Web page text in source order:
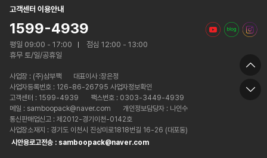
고객센터 이용안내
1599-4939
평일 09:00 - 17:00
점심 12:00 - 13:00
휴무 토/일/공휴일
사업장 : (주)삼부팩
대표이사 :장은정
사업자등록번호 : 126-86-26795 사업자정보확인
고객센터 : 1599-4939
팩스번호 : 0303-3449-4939
메일 : samboopack@naver.com
개인정보담당자 : 나인수
통신판매업신고 : 제2012-경기이천-0142호
사업장소재지 : 경기도 이천시 진상미로1818번길 16-26 (대포동)
시안용로고전송 : samboopack@naver.com